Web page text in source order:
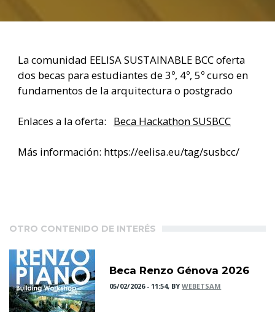
La comunidad EELISA SUSTAINABLE BCC oferta
dos becas para estudiantes de 3º, 4º, 5º curso en
fundamentos de la arquitectura o postgrado
Enlaces a la oferta: Beca Hackathon SUSBCC
Más información: https://eelisa.eu/tag/susbcc/
OTRO CONTENIDO DE INTERÉS
Beca Renzo Génova 2026
05/02/2026 - 11:54, BYWEBETSAM